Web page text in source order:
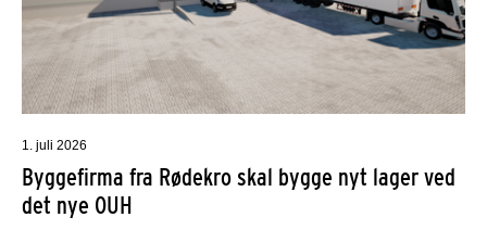
1. juli 2026
Byggefirma fra Rødekro skal bygge nyt lager ved
det nye OUH